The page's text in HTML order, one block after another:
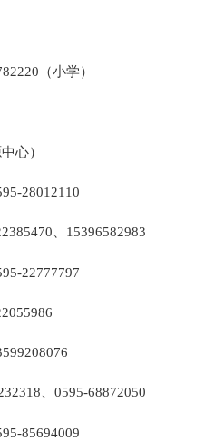
（小学）
心）
28012110
、15396582983
22777797
、0595-68872050
85694009